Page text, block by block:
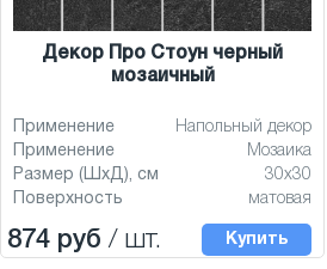
Декор Про Стоун черный
мозаичный
Применение
Напольный декор
Применение
Мозаика
Размер (ШхД), см
30x30
Поверхность
матовая
874 руб / шт. Купить